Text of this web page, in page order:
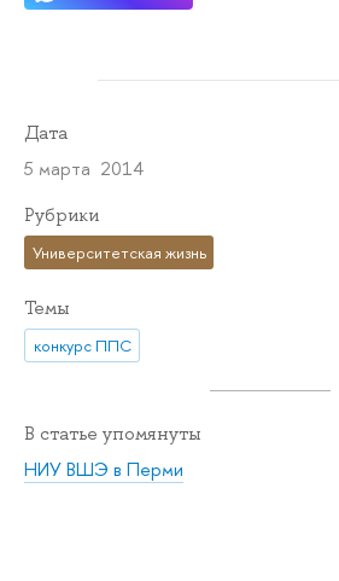
Дата
5 марта 2014
Рубрики
Университетская жизнь
Темы
конкурс ППС
В статье упомянуты
НИУ ВШЭ в Перми